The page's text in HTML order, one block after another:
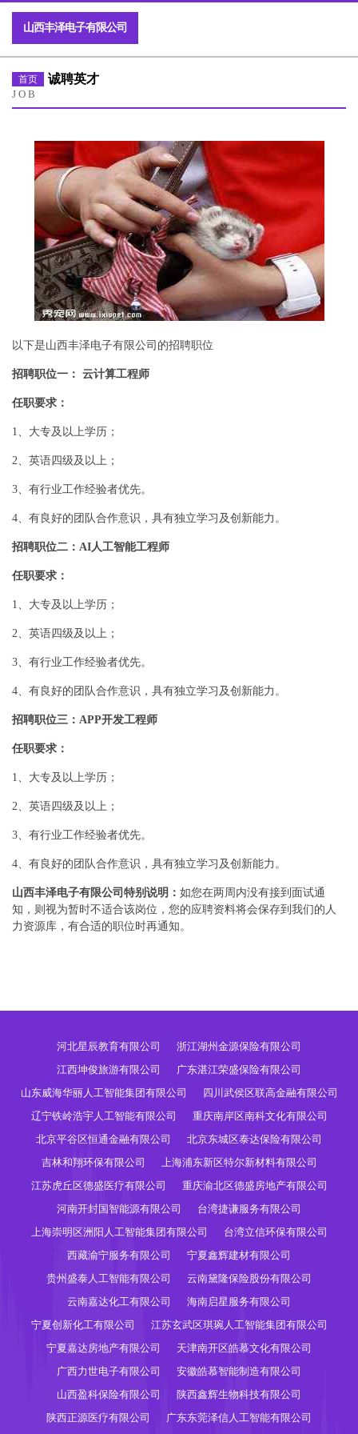
山西丰泽电子有限公司
首页 诚聘英才
JOB
以下是山西丰泽电子有限公司的招聘职位
招聘职位一： 云计算工程师
任职要求：
1、大专及以上学历；
2、英语四级及以上；
3、有行业工作经验者优先。
4、有良好的团队合作意识，具有独立学习及创新能力。
招聘职位二：AI人工智能工程师
任职要求：
1、大专及以上学历；
2、英语四级及以上；
3、有行业工作经验者优先。
4、有良好的团队合作意识，具有独立学习及创新能力。
招聘职位三：APP开发工程师
任职要求：
1、大专及以上学历；
2、英语四级及以上；
3、有行业工作经验者优先。
4、有良好的团队合作意识，具有独立学习及创新能力。
山西丰泽电子有限公司特别说明： 如您在两周内没有接到面试通
知，则视为暂时不适合该岗位，您的应聘资料将会保存到我们的人
力资源库，有合适的职位时再通知。
河北星辰教育有限公司
浙江湖州金源保险有限公司
江西坤俊旅游有限公司
广东湛江荣盛保险有限公司
山东威海华丽人工智能集团有限公司
四川武侯区联高金融有限公司
辽宁铁岭浩宇人工智能有限公司
重庆南岸区南科文化有限公司
北京平谷区恒通金融有限公司
北京东城区泰达保险有限公司
吉林和翔环保有限公司
上海浦东新区特尔新材料有限公司
江苏虎丘区德盛医疗有限公司
重庆渝北区德盛房地产有限公司
河南开封国智能源有限公司
台湾捷谦服务有限公司
上海崇明区洲阳人工智能集团有限公司
台湾立信环保有限公司
西藏渝宁服务有限公司
宁夏鑫辉建材有限公司
贵州盛泰人工智能有限公司
云南黛隆保险股份有限公司
云南嘉达化工有限公司
海南启星服务有限公司
宁夏创新化工有限公司
江苏玄武区琪琬人工智能集团有限公司
宁夏嘉达房地产有限公司
天津南开区皓慕文化有限公司
广西力世电子有限公司
安徽皓慕智能制造有限公司
山西盈科保险有限公司
陕西鑫辉生物科技有限公司
陕西正源医疗有限公司
广东东莞泽信人工智能有限公司